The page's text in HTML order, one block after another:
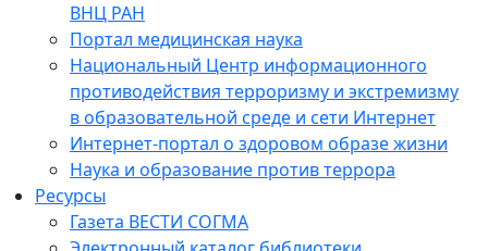
ВНЦ РАН
Портал медицинская наука
Национальный Центр информационного
противодействия терроризму и экстремизму
в образовательной среде и сети Интернет
Интернет-портал о здоровом образе жизни
Наука и образование против террора
Ресурсы
Газета ВЕСТИ СОГМА